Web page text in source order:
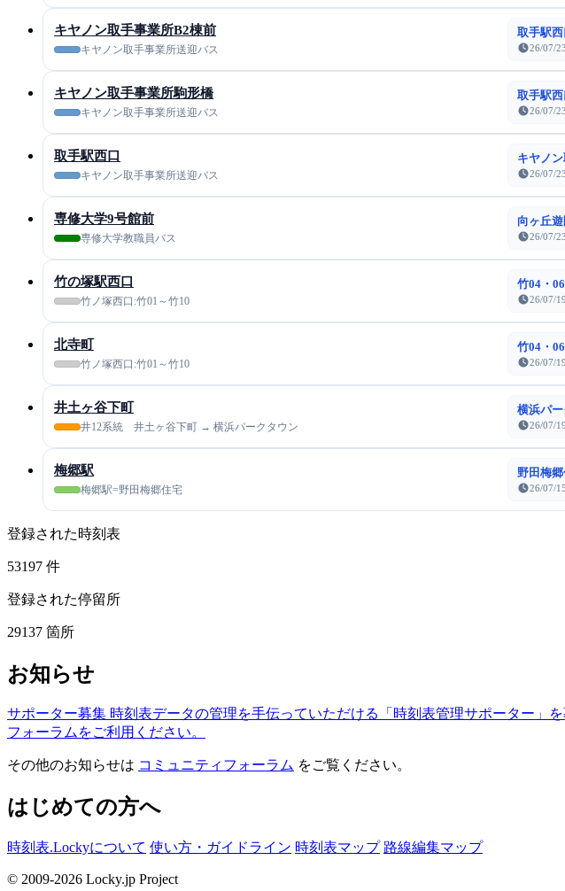
キヤノン取手事業所B2棟前
キヤノン取手事業所送迎バス
取手駅
26/07/
キヤノン取手事業所駒形橋
キヤノン取手事業所送迎バス
取手駅
26/07/
取手駅西口
キヤノン取手事業所送迎バス
キヤノ
26/07/
専修大学9号館前
専修大学教職員バス
向ヶ丘
26/07/
竹の塚駅西口
竹ノ塚西口:竹01～竹10
竹04・
26/07/
北寺町
竹ノ塚西口:竹01～竹10
竹04・
26/07/
井土ヶ谷下町
井12系統 井土ヶ谷下町 → 横浜パークタウン
横浜パ
26/07/
梅郷駅
梅郷駅=野田梅郷住宅
野田梅
26/07/
登録された時刻表
53197 件
登録された停留所
29137 箇所
お知らせ
サポーター募集 時刻表データの管理を手伝っていただける「時刻表管理サポーター」を
フォーラムをご利用ください。
その他のお知らせは コミュニティフォーラム をご覧ください。
はじめての方へ
時刻表.Lockyについて 使い方・ガイドライン 時刻表マップ 路線編集マップ
© 2009-2026 Locky.jp Project